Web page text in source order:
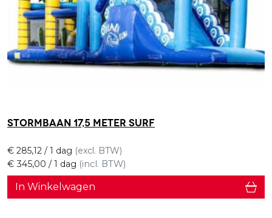
Stormbaan 17,5 meter Surf
€ 345,00 / 1 dag (incl. BTW)
€ 285,12 / 1 dag (excl. BTW)
In Winkelwagen